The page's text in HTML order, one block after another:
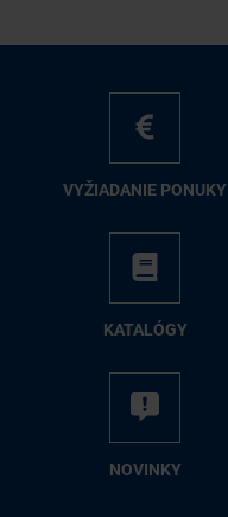
VY­ŽIA­DA­NIE PO­NU­KY
KA­TA­LÓ­GY
NO­VIN­KY